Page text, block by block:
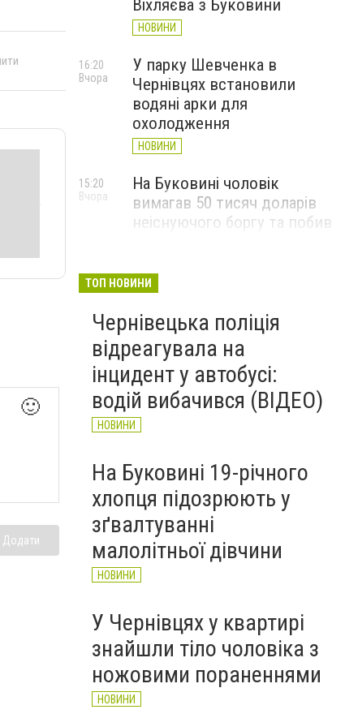
🙂
Додати
Віхляєва з Буковини
НОВИНИ
У парку Шевченка в
Чернівцях встановили
водяні арки для
охолодження
НОВИНИ
16:20
Вчора
На Буковині чоловік
вимагав 50 тисяч доларів
неіснуючого боргу та побив
15:20
Вчора
повалене дерево і
порятунок собаки: як
минула доба для
рятувальників Буковини
НОВИНИ
Вчора
ТОП НОВИНИ
Чернівецька поліція
відреагувала на
інцидент у автобусі:
водій вибачився (ВІДЕО)
НОВИНИ
На Буковині 19-річного
хлопця підозрюють у
зґвалтуванні
малолітньої дівчини
НОВИНИ
У Чернівцях у квартирі
знайшли тіло чоловіка з
ножовими пораненнями
НОВИНИ